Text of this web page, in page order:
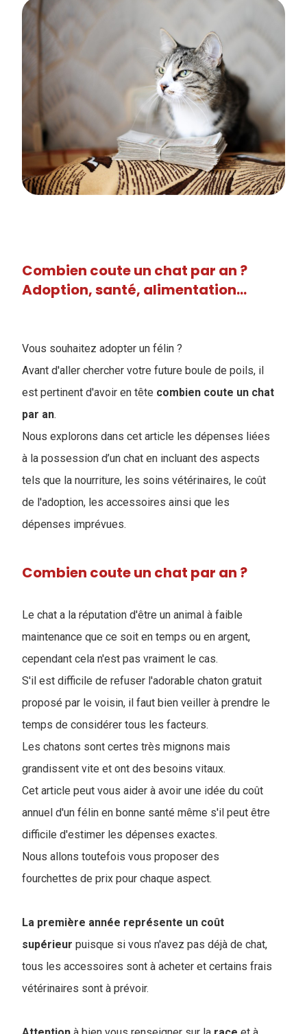
Combien coute un chat par an ?
Adoption, santé, alimentation...
Vous souhaitez adopter un félin ?
Avant d'aller chercher votre future boule de poils, il
est pertinent d'avoir en tête combien coute un chat
par an.
Nous explorons dans cet article les dépenses liées
à la possession d’un chat en incluant des aspects
tels que la nourriture, les soins vétérinaires, le coût
de l'adoption, les accessoires ainsi que les
dépenses imprévues.
Combien coute un chat par an ?
Le chat a la réputation d'être un animal à faible
maintenance que ce soit en temps ou en argent,
cependant cela n'est pas vraiment le cas.
S'il est difficile de refuser l'adorable chaton gratuit
proposé par le voisin, il faut bien veiller à prendre le
temps de considérer tous les facteurs.
Les chatons sont certes très mignons mais
grandissent vite et ont des besoins vitaux.
Cet article peut vous aider à avoir une idée du coût
annuel d'un félin en bonne santé même s'il peut être
difficile d'estimer les dépenses exactes.
Nous allons toutefois vous proposer des
fourchettes de prix pour chaque aspect.
La première année représente un coût
supérieur puisque si vous n'avez pas déjà de chat,
tous les accessoires sont à acheter et certains frais
vétérinaires sont à prévoir.